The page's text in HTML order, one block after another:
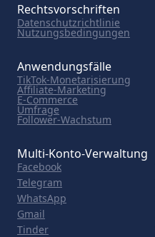
Rechtsvorschriften
Datenschutzrichtlinie
Nutzungsbedingungen
Anwendungsfälle
TikTok-Monetarisierung
Affiliate-Marketing
E-Commerce
Umfrage
Follower-Wachstum
Multi-Konto-Verwaltung
Facebook
Telegram
WhatsApp
Gmail
Tinder